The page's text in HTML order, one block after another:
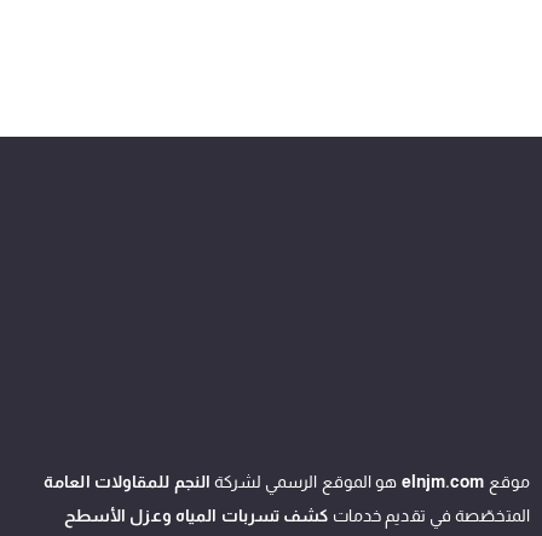
موقع elnjm.com هو الموقع الرسمي لشركة النجم للمقاولات العامة
المتخصّصة في تقديم خدمات كشف تسربات المياه وعزل الأسطح